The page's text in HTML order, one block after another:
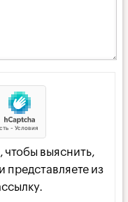
чтобы выяснить,
представляете из